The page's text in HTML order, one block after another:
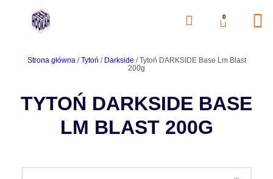
0
Strona główna/Tytoń / Darkside / Tytoń DARKSIDE Base Lm Blast
200g
TYTOŃ DARKSIDE BASE
LM BLAST 200G